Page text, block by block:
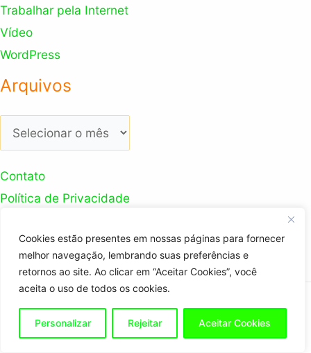
Cookies estão presentes em nossas páginas para fornecer
melhor navegação, lembrando suas preferências e
retornos ao site. Ao clicar em “Aceitar Cookies”, você
aceita o uso de todos os cookies.
Personalizar Rejeitar Aceitar Cookies
Trabalhar pela Internet
Vídeo
WordPress
Arquivos
Arquivos
Contato
Política de Privacidade
Nosso Canal Youtube
Copyright © 2026 Trabalhador Digital